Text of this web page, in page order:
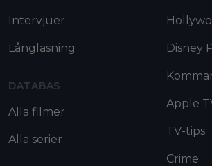
Intervjuer
Långläsning
DATABAS
Alla filmer
Alla serier
Disney
Apple
TV-tips
Crime